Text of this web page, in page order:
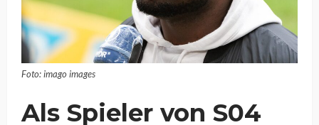
Foto: imago images
Als Spieler von S04